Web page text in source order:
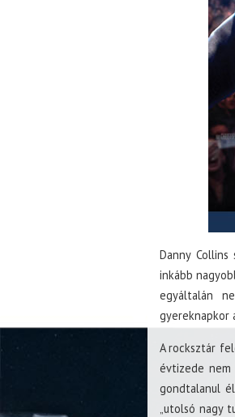
Danny
inkább
egyáltalán
gyereknapkor
A rocksztár
évtizede
gondtalanul
„utolsó nagy